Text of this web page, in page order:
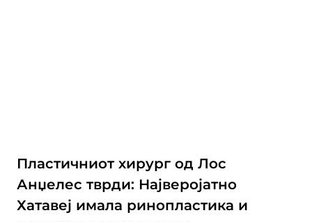
Пластичниот хирург од Лос
Анџелес тврди: Најверојатно
Хатавеј имала ринопластика и